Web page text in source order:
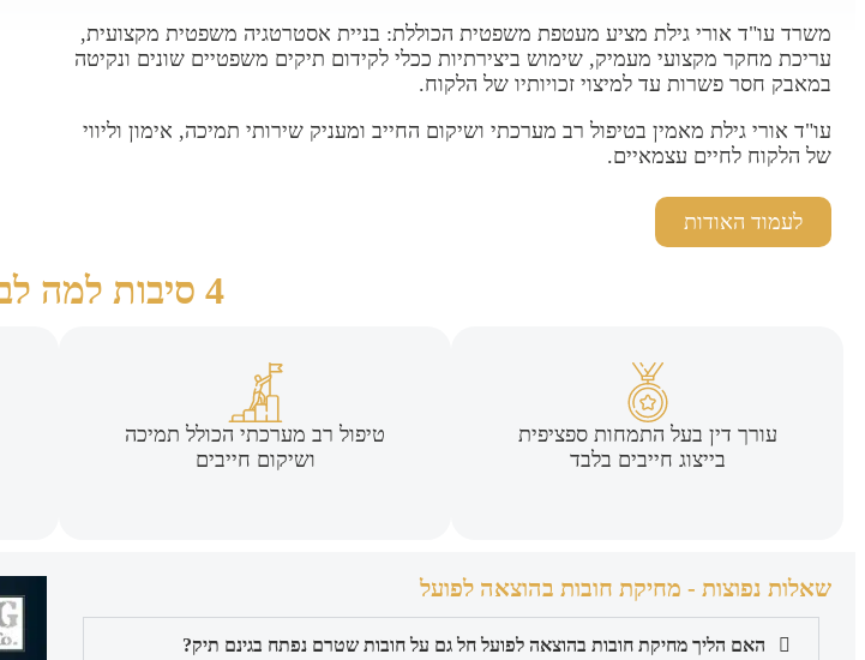
משרד עו"ד אורי גילת מציע מעטפת משפטית הכוללת: בניית אסטרטגיה משפטית מקצועית,
עריכת מחקר מקצועי מעמיק, שימוש ביצירתיות ככלי לקידום תיקים משפטיים שונים ונקיטה
במאבק חסר פשרות עד למיצוי זכויותיו של הלקוח.
עו"ד אורי גילת מאמין בטיפול רב מערכתי ושיקום החייב ומעניק שירותי תמיכה, אימון וליווי
של הלקוח לחיים עצמאיים.
לעמוד האודות
4 סיבות למה לבחור בנו
עורך דין בעל התמחות ספציפית
בייצוג חייבים בלבד
טיפול רב מערכתי הכולל תמיכה
ושיקום חייבים
שאלות נפוצות - מחיקת חובות בהוצאה לפועל
האם הליך מחיקת חובות בהוצאה לפועל חל גם על חובות שטרם נפתח בגינם תיק?